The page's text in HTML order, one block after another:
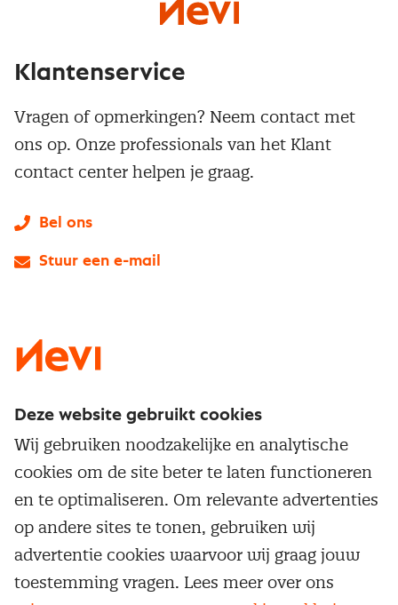
Service & contact
Over inkoop
Netwerk en communities
Aanmelden nieuwsbrief
Word lid van Nevi
Populaire thema's
Aanbesteden
Contractmanagement
Kostenmanagement
Opleidingen en trainingen
Trainingen
Opleidingen
Klantenservice
Vragen of opmerkingen? Neem contact met
ons op. Onze professionals van het Klant
contact center helpen je graag.
Bel ons
Stuur een e-mail
Deze website gebruikt cookies
Wij gebruiken noodzakelijke en analytische
cookies om de site beter te laten functioneren
en te optimaliseren. Om relevante advertenties
op andere sites te tonen, gebruiken wij
advertentie cookies waarvoor wij graag jouw
toestemming vragen. Lees meer over ons